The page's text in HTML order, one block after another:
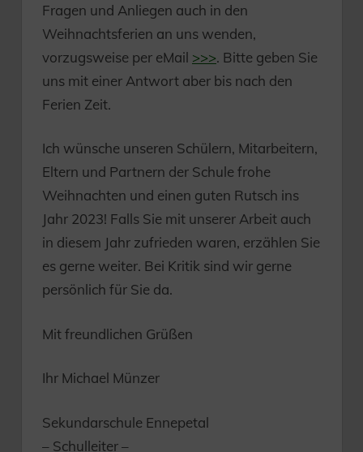
Fragen und Anliegen auch in den
Weihnachtsferien an uns wenden,
vorzugsweise per eMail >>>. Bitte geben Sie
uns mit einer Antwort aber bis nach den
Ferien Zeit.
Ich wünsche unseren Schülern, Mitarbeitern,
Eltern und Partnern der Schule frohe
Weihnachten und einen guten Rutsch ins
Jahr 2023! Falls Sie mit unserer Arbeit auch
in diesem Jahr zufrieden waren, erzählen Sie
es gerne weiter. Bei Kritik sind wir gerne
persönlich für Sie da.
Mit freundlichen Grüßen
Ihr Michael Münzer
Sekundarschule Ennepetal
– Schulleiter –